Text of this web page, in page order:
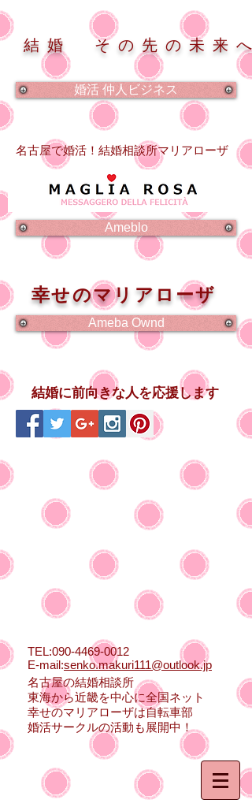
結婚 その先の未来へ
名古屋で婚活！結婚相談所マリアローザ
幸せのマリアローザ
結婚に前向きな人を応援します
TEL:090-4469-0012
E-mail:senko.makuri111@outlook.jp
名古屋の結婚相談所
東海から近畿を中心に全国ネット
幸せのマリアローザは自転車部
婚活サークルの活動も展開中！
Ameblo
Ameba Ownd
婚活 仲人ビジネス